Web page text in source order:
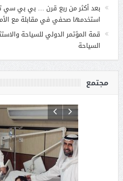
بعد أكثر من ربع قرن … بي بي سي
استخدمها صحفي في مقابلة مع الأميرة
قمة المؤتمر الدولي للسياحة
السياحة
مجتمع